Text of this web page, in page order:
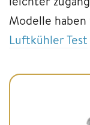
Modelle
Luftkühler Test